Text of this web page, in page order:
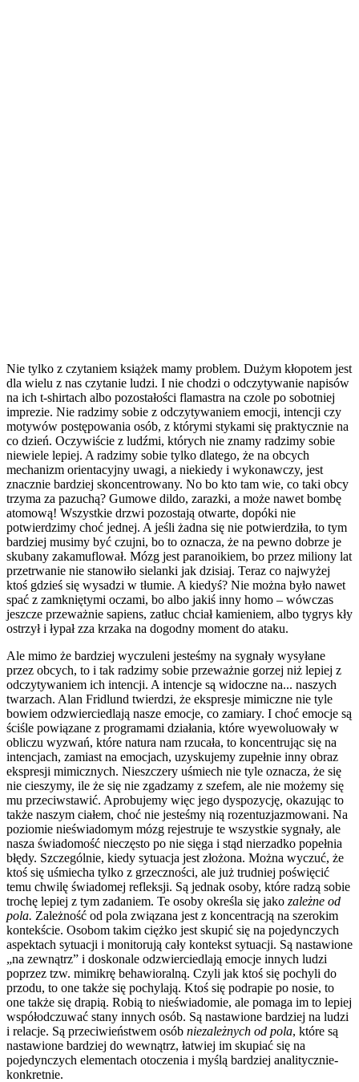
Nie tylko z czytaniem książek mamy problem. Dużym kłopotem jest
dla wielu z nas czytanie ludzi. I nie chodzi o odczytywanie napisów
na ich t-shirtach albo pozostałości flamastra na czole po sobotniej
imprezie. Nie radzimy sobie z odczytywaniem emocji, intencji czy
motywów postępowania osób, z którymi stykami się praktycznie na
co dzień. Oczywiście z ludźmi, których nie znamy radzimy sobie
niewiele lepiej. A radzimy sobie tylko dlatego, że na obcych
mechanizm orientacyjny uwagi, a niekiedy i wykonawczy, jest
znacznie bardziej skoncentrowany. No bo kto tam wie, co taki obcy
trzyma za pazuchą? Gumowe dildo, zarazki, a może nawet bombę
atomową! Wszystkie drzwi pozostają otwarte, dopóki nie
potwierdzimy choć jednej. A jeśli żadna się nie potwierdziła, to tym
bardziej musimy być czujni, bo to oznacza, że na pewno dobrze je
skubany zakamuflował. Mózg jest paranoikiem, bo przez miliony lat
przetrwanie nie stanowiło sielanki jak dzisiaj. Teraz co najwyżej
ktoś gdzieś się wysadzi w tłumie. A kiedyś? Nie można było nawet
spać z zamkniętymi oczami, bo albo jakiś inny homo – wówczas
jeszcze przeważnie sapiens, zatłuc chciał kamieniem, albo tygrys kły
ostrzył i łypał zza krzaka na dogodny moment do ataku.
Ale mimo że bardziej wyczuleni jesteśmy na sygnały wysyłane
przez obcych, to i tak radzimy sobie przeważnie gorzej niż lepiej z
odczytywaniem ich intencji. A intencje są widoczne na... naszych
twarzach. Alan Fridlund twierdzi, że ekspresje mimiczne nie tyle
bowiem odzwierciedlają nasze emocje, co zamiary. I choć emocje są
ściśle powiązane z programami działania, które wyewoluowały w
obliczu wyzwań, które natura nam rzucała, to koncentrując się na
intencjach, zamiast na emocjach, uzyskujemy zupełnie inny obraz
ekspresji mimicznych. Nieszczery uśmiech nie tyle oznacza, że się
nie cieszymy, ile że się nie zgadzamy z szefem, ale nie możemy się
mu przeciwstawić. Aprobujemy więc jego dyspozycję, okazując to
także naszym ciałem, choć nie jesteśmy nią rozentuzjazmowani. Na
poziomie nieświadomym mózg rejestruje te wszystkie sygnały, ale
nasza świadomość nieczęsto po nie sięga i stąd nierzadko popełnia
błędy. Szczególnie, kiedy sytuacja jest złożona. Można wyczuć, że
ktoś się uśmiecha tylko z grzeczności, ale już trudniej poświęcić
temu chwilę świadomej refleksji. Są jednak osoby, które radzą sobie
trochę lepiej z tym zadaniem. Te osoby określa się jako zależne od
pola. Zależność od pola związana jest z koncentracją na szerokim
kontekście. Osobom takim ciężko jest skupić się na pojedynczych
aspektach sytuacji i monitorują cały kontekst sytuacji. Są nastawione
„na zewnątrz” i doskonale odzwierciedlają emocje innych ludzi
poprzez tzw. mimikrę behawioralną. Czyli jak ktoś się pochyli do
przodu, to one także się pochylają. Ktoś się podrapie po nosie, to
one także się drapią. Robią to nieświadomie, ale pomaga im to lepiej
współodczuwać stany innych osób. Są nastawione bardziej na ludzi
i relacje. Są przeciwieństwem osób niezależnych od pola, które są
nastawione bardziej do wewnątrz, łatwiej im skupiać się na
pojedynczych elementach otoczenia i myślą bardziej analitycznie-
konkretnie.